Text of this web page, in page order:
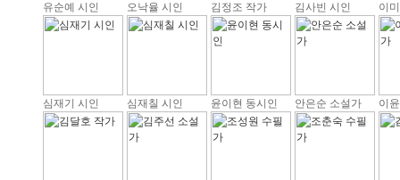
유순예 시인 오낙율 시인 김정조 작가 김사빈 시인 이
심재기 시인 심재칠 시인 윤이현 동시인 안은순 소설가 이